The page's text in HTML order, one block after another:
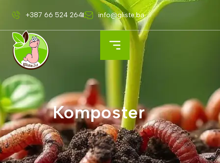
+387 66 524 264 info@gliste.ba
Komposter